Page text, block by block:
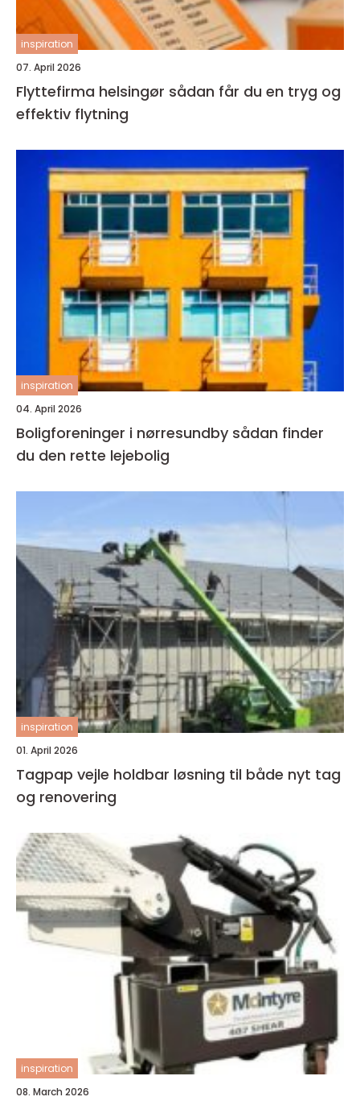
inspiration
07. April 2026
Flyttefirma helsingør sådan får du en tryg og
effektiv flytning
inspiration
04. April 2026
Boligforeninger i nørresundby sådan finder
du den rette lejebolig
inspiration
01. April 2026
Tagpap vejle holdbar løsning til både nyt tag
og renovering
inspiration
08. March 2026